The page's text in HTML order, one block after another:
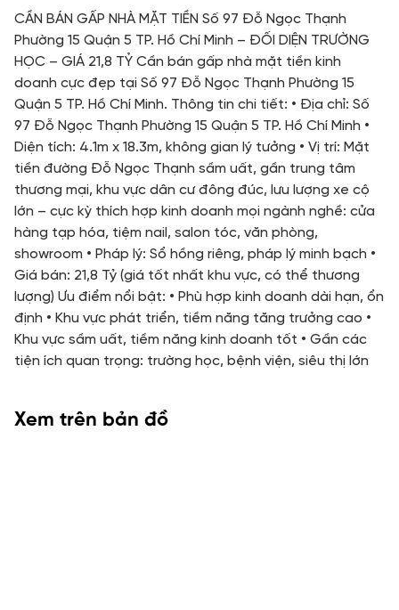
CẦN BÁN GẤP NHÀ MẶT TIỀN Số 97 Đỗ Ngọc Thạnh
Phường 15 Quận 5 TP. Hồ Chí Minh – ĐỐI DIỆN TRƯỜNG
HỌC – GIÁ 21,8 TỶ Cần bán gấp nhà mặt tiền kinh
doanh cực đẹp tại Số 97 Đỗ Ngọc Thạnh Phường 15
Quận 5 TP. Hồ Chí Minh. Thông tin chi tiết: • Địa chỉ: Số
97 Đỗ Ngọc Thạnh Phường 15 Quận 5 TP. Hồ Chí Minh •
Diện tích: 4.1m x 18.3m, không gian lý tưởng • Vị trí: Mặt
tiền đường Đỗ Ngọc Thạnh sầm uất, gần trung tâm
thương mại, khu vực dân cư đông đúc, lưu lượng xe cộ
lớn – cực kỳ thích hợp kinh doanh mọi ngành nghề: cửa
hàng tạp hóa, tiệm nail, salon tóc, văn phòng,
showroom • Pháp lý: Sổ hồng riêng, pháp lý minh bạch •
Giá bán: 21,8 Tỷ (giá tốt nhất khu vực, có thể thương
lượng) Ưu điểm nổi bật: • Phù hợp kinh doanh dài hạn, ổn
định • Khu vực phát triển, tiềm năng tăng trưởng cao •
Khu vực sầm uất, tiềm năng kinh doanh tốt • Gần các
tiện ích quan trọng: trường học, bệnh viện, siêu thị lớn
Xem trên bản đồ